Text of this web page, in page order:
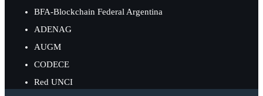
BFA-Blockchain Federal Argentina
ADENAG
AUGM
CODECE
Red UNCI